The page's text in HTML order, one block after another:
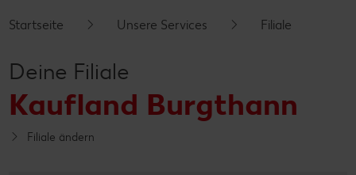
Startseite Unsere Services Filiale
Deine Filiale
Kaufland Burgthann
Filiale ändern